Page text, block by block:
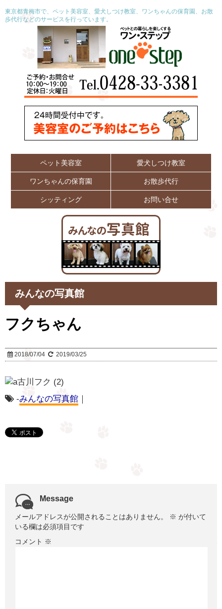
東京都青梅市で、ペット美容室、愛犬しつけ教室、ワンちゃんの保育園、お散
歩代行などのサービスを行っています。
ペット美容室 愛犬しつけ教室
ワンちゃんの保育園 お散歩代行
シッティング お問い合せ
みんなの写真館
フクちゃん
2018/07/04 2019/03/25
-みんなの写真館 ｜
Message
メールアドレスが公開されることはありません。 ※ が付いて
いる欄は必須項目です
コメント ※